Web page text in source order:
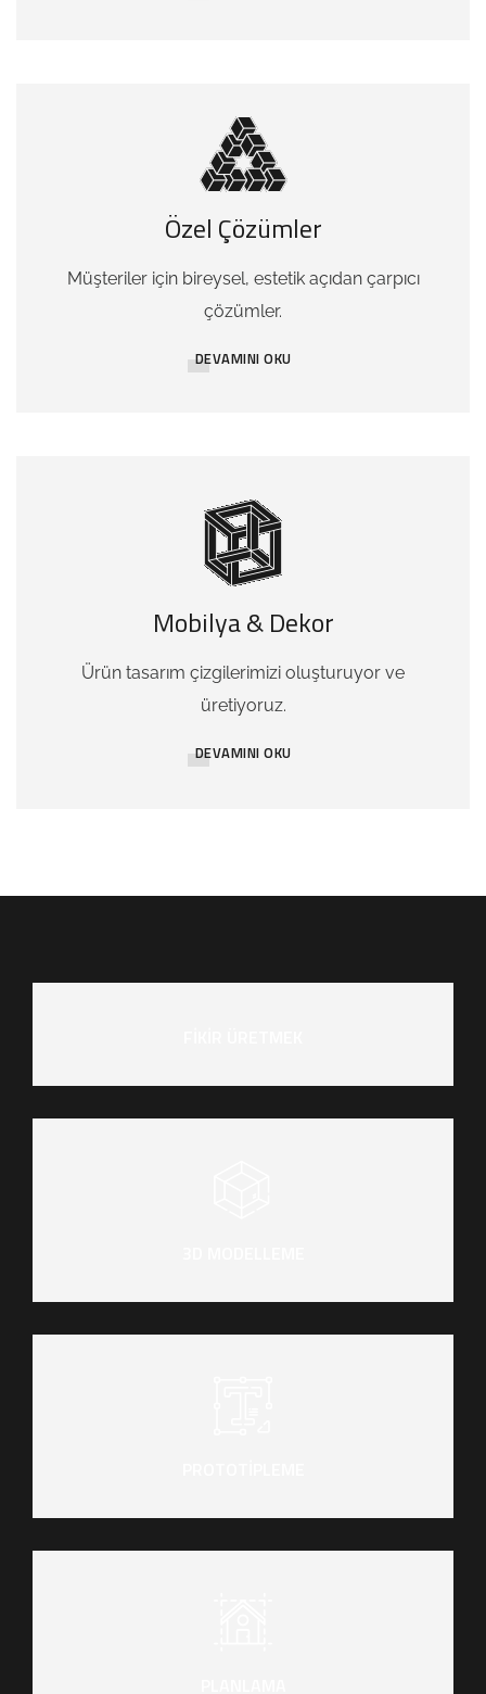
Özel Çözümler
Müşteriler için bireysel, estetik açıdan çarpıcı
çözümler.
DEVAMINI OKU
Mobilya & Dekor
Ürün tasarım çizgilerimizi oluşturuyor ve
üretiyoruz.
DEVAMINI OKU